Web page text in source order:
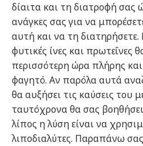
δίαιτα και τη διατροφή σας
ανάγκες σας για να
αυτή και να τη
φυτικές ίνες και πρωτεΐνες
περισσότερη ώρα πλήρης
φαγητό. Αν παρόλα αυτά
θα αυξήσει τις καύσεις του
ταυτόχρονα θα σας
λίπος η λύση είναι να
λιποδιαλύτες. Παραπάνω